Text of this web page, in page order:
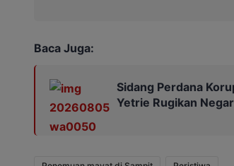
Baca Juga:
Sidang Perdana
Yetrie Rugikan